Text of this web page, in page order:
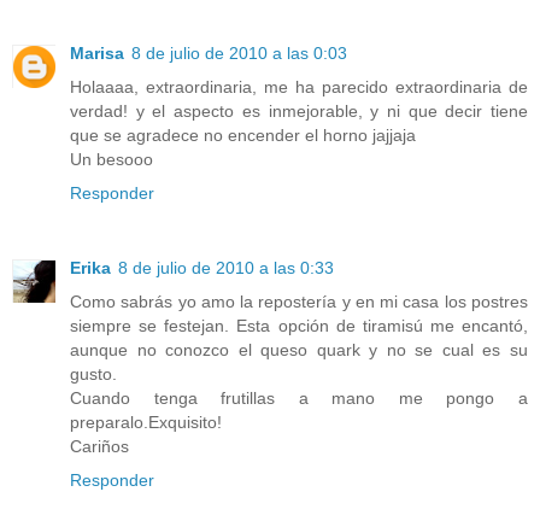
Marisa 8 de julio de 2010 a las 0:03
Holaaaa, extraordinaria, me ha parecido extraordinaria de
verdad! y el aspecto es inmejorable, y ni que decir tiene
que se agradece no encender el horno jajjaja
Un besooo
Responder
Erika 8 de julio de 2010 a las 0:33
Como sabrás yo amo la repostería y en mi casa los postres
siempre se festejan. Esta opción de tiramisú me encantó,
aunque no conozco el queso quark y no se cual es su
gusto.
Cuando tenga frutillas a mano me pongo a
preparalo.Exquisito!
Cariños
Responder